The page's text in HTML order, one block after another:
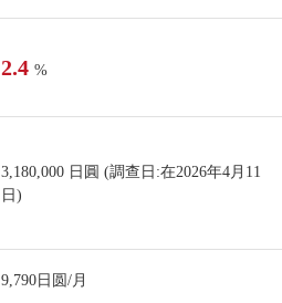
2.4 %
3,180,000 日圓 (調查日:在2026年4月11
日)
9,790日圆/月